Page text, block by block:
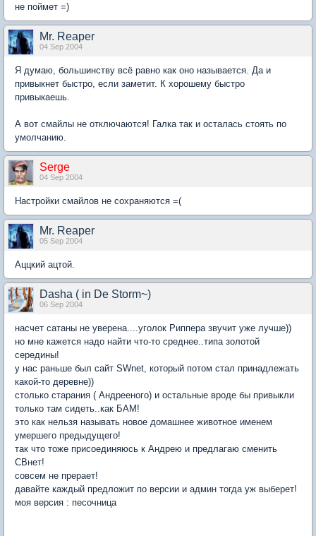
не поймет =)
Mr. Reaper
04 Sep 2004
Я думаю, большинству всё равно как оно называется. Да и
привыкнет быстро, если заметит. К хорошему быстро
привыкаешь.
А вот смайлы не отключаются! Галка так и осталась стоять по
умолчанию.
Serge
04 Sep 2004
Настройки смайлов не сохраняются =(
Mr. Reaper
05 Sep 2004
Аццкий ацтой.
Dasha ( in De Storm~)
06 Sep 2004
насчет сатаны не уверена....уголок Риппера звучит уже лучше))
но мне кажется надо найти что-то среднее..типа золотой
середины!
у нас раньше был сайт SWnet, который потом стал принадлежать
какой-то деревне))
столько старания ( Андрееного) и остальные вроде бы привыкли
только там сидеть..как БАМ!
это как нельзя называть новое домашнее животное именем
умершего предыдущего!
так что тоже присоединяюсь к Андрею и предлагаю сменить
СВнет!
совсем не прерает!
давайте каждый предложит по версии и админ тогда уж выберет!
моя версия : песочница